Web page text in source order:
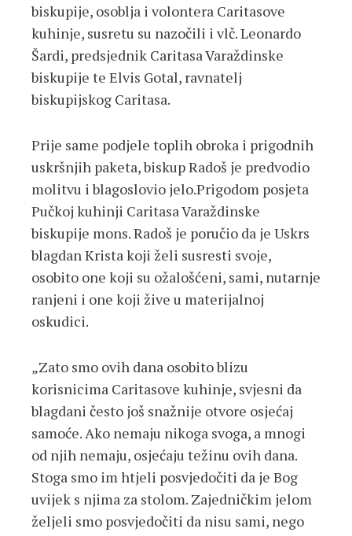
biskupije, osoblja i volontera Caritasove
kuhinje, susretu su nazočili i vlč. Leonardo
Šardi, predsjednik Caritasa Varaždinske
biskupije te Elvis Gotal, ravnatelj
biskupijskog Caritasa.
Prije same podjele toplih obroka i prigodnih
uskršnjih paketa, biskup Radoš je predvodio
molitvu i blagoslovio jelo.Prigodom posjeta
Pučkoj kuhinji Caritasa Varaždinske
biskupije mons. Radoš je poručio da je Uskrs
blagdan Krista koji želi susresti svoje,
osobito one koji su ožalošćeni, sami, nutarnje
ranjeni i one koji žive u materijalnoj
oskudici.
„Zato smo ovih dana osobito blizu
korisnicima Caritasove kuhinje, svjesni da
blagdani često još snažnije otvore osjećaj
samoće. Ako nemaju nikoga svoga, a mnogi
od njih nemaju, osjećaju težinu ovih dana.
Stoga smo im htjeli posvjedočiti da je Bog
uvijek s njima za stolom. Zajedničkim jelom
željeli smo posvjedočiti da nisu sami, nego